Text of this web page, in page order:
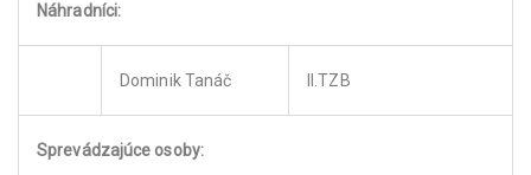
Náhradníci:
Dominik Tanáč II.TZB
Sprevádzajúce osoby: